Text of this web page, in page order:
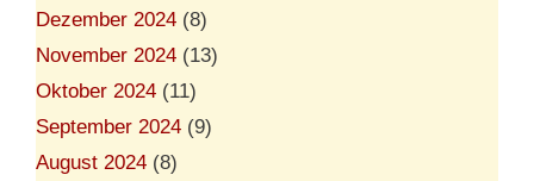
Dezember 2024 (8)
November 2024 (13)
Oktober 2024 (11)
September 2024 (9)
August 2024 (8)